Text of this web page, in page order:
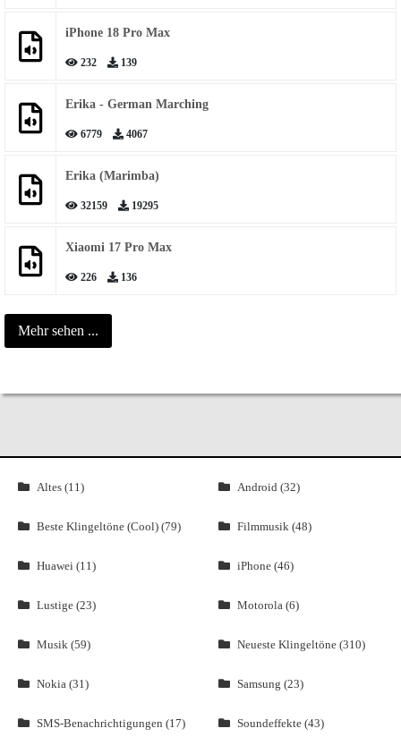
iPhone 18 Pro Max
232 139
Erika - German Marching
6779 4067
Erika (Marimba)
32159 19295
Xiaomi 17 Pro Max
226 136
Mehr sehen ...
Altes (11) Android (32)
Beste Klingeltöne (Cool) (79) Filmmusik (48)
Huawei (11) iPhone (46)
Lustige (23) Motorola (6)
Musik (59) Neueste Klingeltöne (310)
Nokia (31) Samsung (23)
SMS-Benachrichtigungen (17) Soundeffekte (43)